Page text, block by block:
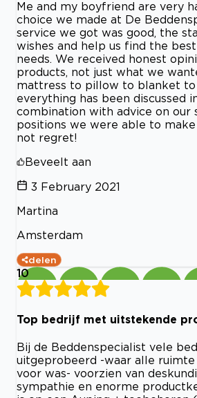
Me and my boyfriend are very
choice we made at De
service we got was good, the
wishes and help us find the
needs. We received honest
products, not just what we
mattress to pillow to blanket to
everything has been discussed
combination with advice on our
positions we were able to
not regret!
Beveelt aan
3 February 2021
Martina
Amsterdam
delen
10
Top bedrijf met uitstekende
Bij de Beddenspecialist vele
uitgeprobeerd -waar alle ruimte
voor was- voorzien van
sympathie en enorme